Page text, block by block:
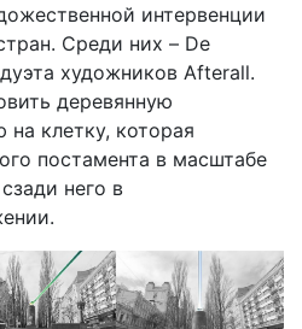
интервенции
Среди них – De
художников Afterall.
деревянную
клетку, которая
постамента в масштабе
него в